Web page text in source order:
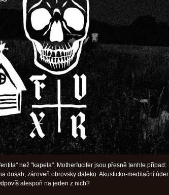
než "kapela". Motherfucifer jsou přesně tenhle případ:
dosah, zároveň obrovsky daleko. Akusticko-meditační úder
alespoň na jeden z nich?